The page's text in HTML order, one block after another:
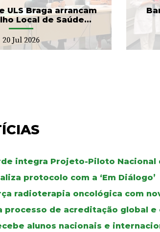
ULS Braga arrancam
Local de Saúde...
20 Jul 2026
17 Jul 2026
integra Projeto-Piloto Nacional
protocolo com a ‘Em Diálogo’
radioterapia oncológica com
processo de acreditação global
alunos nacionais e